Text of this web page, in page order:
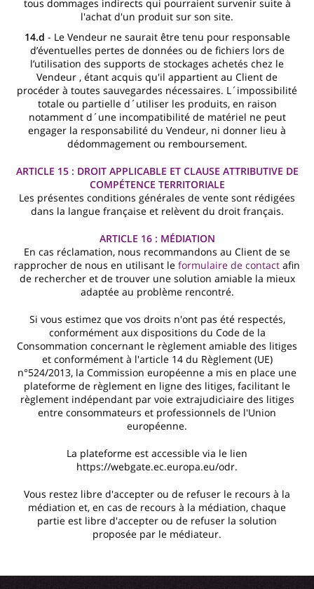
tous dommages indirects qui pourraient survenir suite à
l'achat d'un produit sur son site.
14.d - Le Vendeur ne saurait être tenu pour responsable
d’éventuelles pertes de données ou de fichiers lors de
l’utilisation des supports de stockages achetés chez le
Vendeur , étant acquis qu'il appartient au Client de
procéder à toutes sauvegardes nécessaires. L´impossibilité
totale ou partielle d´utiliser les produits, en raison
notamment d´une incompatibilité de matériel ne peut
engager la responsabilité du Vendeur, ni donner lieu à
dédommagement ou remboursement.
ARTICLE 15 : DROIT APPLICABLE ET CLAUSE ATTRIBUTIVE DE
COMPÉTENCE TERRITORIALE
Les présentes conditions générales de vente sont rédigées
dans la langue française et relèvent du droit français.
ARTICLE 16 : MÉDIATION
En cas réclamation, nous recommandons au Client de se
rapprocher de nous en utilisant le formulaire de contact afin
de rechercher et de trouver une solution amiable la mieux
adaptée au problème rencontré.
Si vous estimez que vos droits n'ont pas été respectés,
conformément aux dispositions du Code de la
Consommation concernant le règlement amiable des litiges
et conformément à l'article 14 du Règlement (UE)
n°524/2013, la Commission européenne a mis en place une
plateforme de règlement en ligne des litiges, facilitant le
règlement indépendant par voie extrajudiciaire des litiges
entre consommateurs et professionnels de l'Union
européenne.
La plateforme est accessible via le lien
https://webgate.ec.europa.eu/odr.
Vous restez libre d'accepter ou de refuser le recours à la
médiation et, en cas de recours à la médiation, chaque
partie est libre d'accepter ou de refuser la solution
proposée par le médiateur.